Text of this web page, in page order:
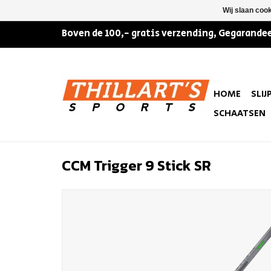
Boven de 100,- gratis verzending,
HOME
SCHAATSEN
CCM Trigger 9 Stick SR
Wij slaan